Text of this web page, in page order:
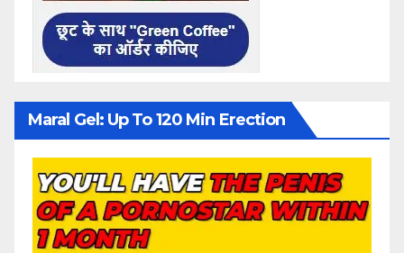
Maral Gel: Up To 120 Min Erection